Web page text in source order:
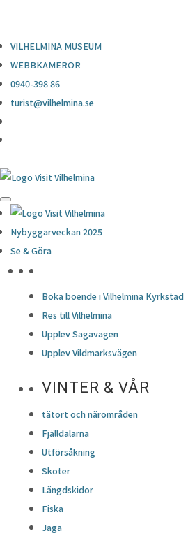
VILHELMINA MUSEUM
WEBBKAMEROR
0940-398 86
turist@vilhelmina.se
Nybyggarveckan 2025
Se & Göra
Boka boende i Vilhelmina Kyrkstad
Res till Vilhelmina
Upplev Sagavägen
Upplev Vildmarksvägen
VINTER & VÅR
tätort och närområden
Fjälldalarna
Utförsåkning
Skoter
Längdskidor
Fiska
Jaga